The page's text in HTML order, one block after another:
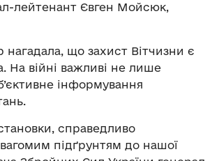
лейтенант Євген Мойсюк,
що захист Вітчизни є
На війні важливі не лише
інформування
справедливо
підґрунтям до нашої